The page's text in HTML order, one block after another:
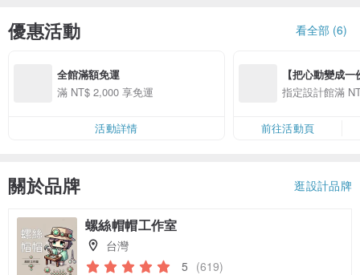
優惠活動 看全部 (6)
全館滿額免運
滿 NT$ 2,000 享免運
活動詳情
【把心動變成
精選品牌全館滿
指定設計館滿
前往活動頁
關於品牌 逛設計品牌
螺絲帽帽工作室
台灣
5 (619)